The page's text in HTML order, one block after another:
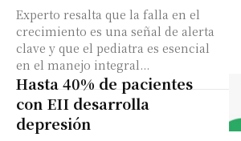
Experto resalta que la falla en el
crecimiento es una señal de alerta
clave y que el pediatra es esencial
en el manejo integral...
Hasta 40% de pacientes
con EII desarrolla
depresión